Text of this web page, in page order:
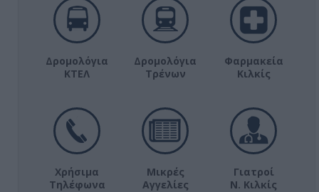
Δρομολόγια
ΚΤΕΛ
Δρομολόγια
Τρένων
Φαρμακεία
Κιλκίς
Χρήσιμα
Τηλέφωνα
Μικρές
Αγγελίες
Γιατροί
Ν. Κιλκίς